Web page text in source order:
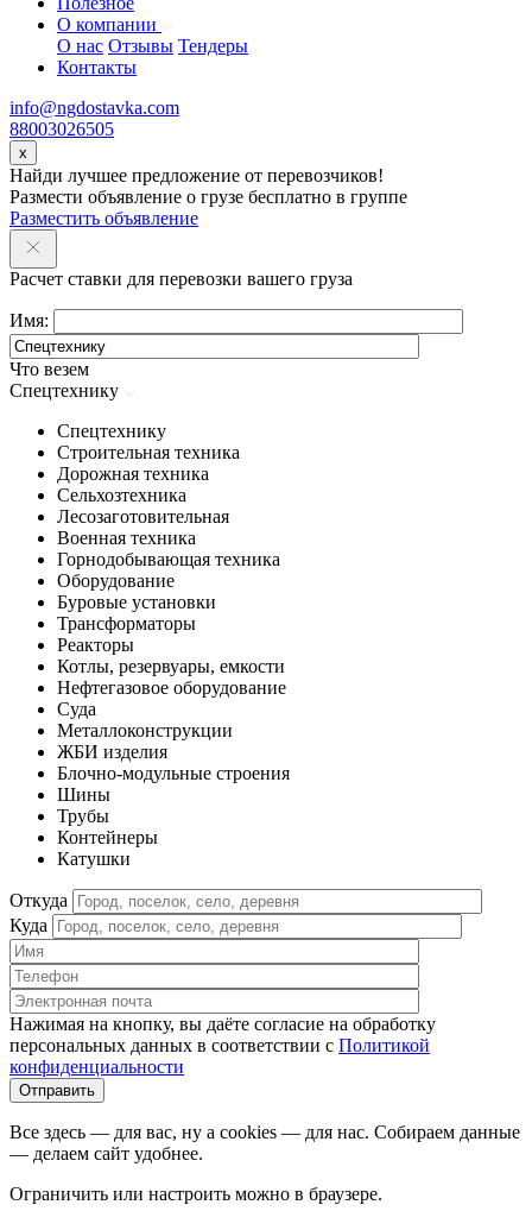
О компании
О нас Отзывы Тендеры
Контакты
info@ngdostavka.com
88003026505
x
Найди лучшее предложение от перевозчиков!
Размести объявление о грузе бесплатно в группе
Разместить объявление
Расчет ставки для перевозки вашего груза
Имя:
Что везем
Спецтехнику
Спецтехнику
Строительная техника
Дорожная техника
Сельхозтехника
Лесозаготовительная
Военная техника
Горнодобывающая техника
Оборудование
Буровые установки
Трансформаторы
Реакторы
Котлы, резервуары, емкости
Нефтегазовое оборудование
Cуда
Металлоконструкции
ЖБИ изделия
Блочно-модульные строения
Шины
Трубы
Контейнеры
Катушки
Откуда
Куда
Нажимая на кнопку, вы даёте согласие на обработку
персональных данных в соответствии c Политикой
конфиденциальности
Все здесь — для вас, ну а cookies — для нас. Собираем данные
— делаем сайт удобнее.
Ограничить или настроить можно в браузере.